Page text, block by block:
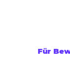
Für